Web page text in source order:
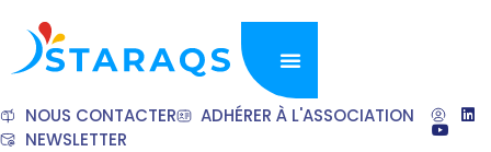
NOUS CONTACTER
ADHÉRER À L'ASSOCIATION
NEWSLETTER